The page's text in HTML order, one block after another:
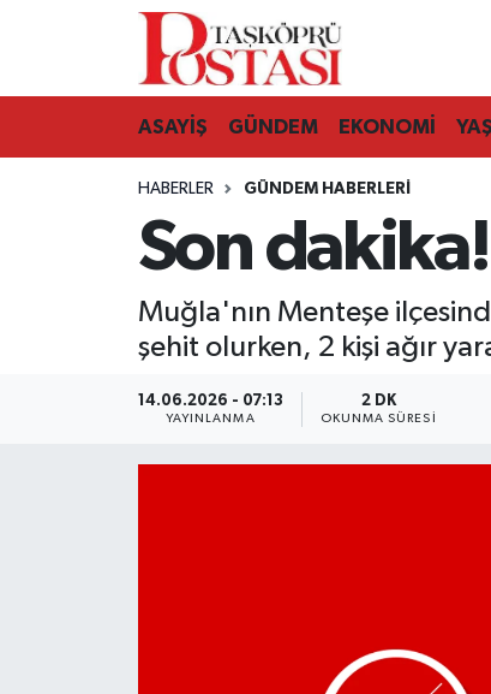
ASAYİŞ GÜNDEM EKONOMİ
HABERLER GÜNDEM HABERLERI
Son
Muğla'nın Menteşe
şehit olurken, 2 kişi ağır
14.06.2026 - 07:13
YAYINLANMA
2 DK
OKUNMA SÜRESI
Kastamonu Vefat Edenler
Araç Haberleri
Azdavay Haberleri
Bozkurt Haberleri